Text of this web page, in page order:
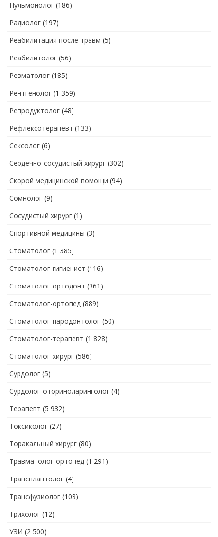
Пульмонолог (186)
Радиолог (197)
Реабилитация после травм (5)
Реабилитолог (56)
Ревматолог (185)
Рентгенолог (1 359)
Репродуктолог (48)
Рефлексотерапевт (133)
Сексолог (6)
Сердечно-сосудистый хирург (302)
Скорой медицинской помощи (94)
Сомнолог (9)
Сосудистый хирург (1)
Спортивной медицины (3)
Стоматолог (1 385)
Стоматолог-гигиенист (116)
Стоматолог-ортодонт (361)
Стоматолог-ортопед (889)
Стоматолог-пародонтолог (50)
Стоматолог-терапевт (1 828)
Стоматолог-хирург (586)
Сурдолог (5)
Сурдолог-оториноларинголог (4)
Терапевт (5 932)
Токсиколог (27)
Торакальный хирург (80)
Травматолог-ортопед (1 291)
Трансплантолог (4)
Трансфузиолог (108)
Трихолог (12)
УЗИ (2 500)